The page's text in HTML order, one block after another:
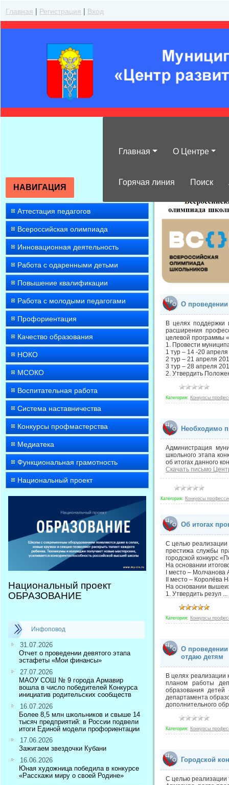
Главная | Регистрация | Вход
Главная О Центре
Горячая линия Поиск
НАВИГАЦИЯ
Аттестация педагогов
Всероссийская олимпиада
Инновационная деятельность
Работа с одаренными детьми
Повышение квалификации
Работа с молодыми педагогами
Профориентация
Качество образования
НОКО
МСОКО
Воспитательная работа
Система наставничества
Конкурсы профмастерства
Медиатека
Функциональная грамотность
Национальный проект
Национальный проект
ОБРАЗОВАНИЕ
Инфоповод
31.07.2026
Отчет о проведении девятого этапа
эстафеты «Мои финансы»
27.07.2026
МАОУ СОШ № 9 города Армавир
вошла в число победителей Конкурса
инициатив родительских сообществ
16.07.2026
Более 8,5 млн школьников и свыше 14
тысяч предприятий: в России подвели
итоги Единой модели профориентации
17.06.2026
Зажигаем звездочки Кубани
16.06.2026
Юная художница победила в конкурсе
«Расскажи миру о своей Родине»
О проведении
В целях поддержки
расширения
целевой программы
1. Провести
1 тур – 14 -20 апреля
2 тур – 21 апреля
3 тур – 28 апреля
2. Утвердить
Категория: Конкурсы
Необходимо
Администрация
школьного этапа
об итогах данного
Скачать письмо
Категория: Конкурсы
Об итогах
С целью реализации
престижа службы
городской конкурс
На основании
I место –
II место –
На основании
1. Утвердить резул ...
Категория: Конкурсы
О проведении
отдаю детям
В целях реализации
планом работы
образования детей
департамента
дополнительного
Категория: Конкурсы
Городской
С целью реализации